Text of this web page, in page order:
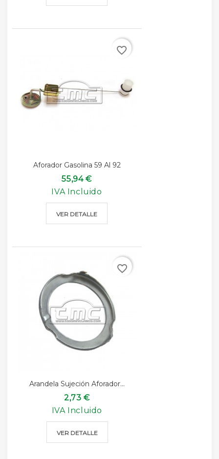
Aforador Gasolina 59 Al 92
55,94 €
IVA Incluido
VER DETALLE
favorite_border
Arandela Sujeción Aforador...
2,73 €
IVA Incluido
VER DETALLE
favorite_border